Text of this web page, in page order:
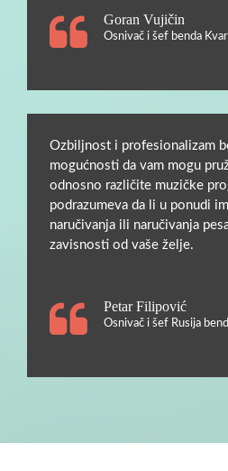
Goran Vujičin
Osnivač i šef benda
Ozbiljnost i profesionalizam
mogućnosti da vam mogu
odnosno različite muzičke
podrazumeva da li u ponudi
naručivanja ili naručivanja
zavisnosti od vaše želje.
Petar Filipović
Osnivač i šef Rusija